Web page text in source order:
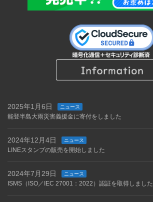
2025年1月6日 ニュース
能登半島大雨災害義援金に寄付をしました
2024年12月4日 ニュース
LINEスタンプの販売を開始しました
2024年7月29日 ニュース
ISMS（ISO／IEC 27001：2022）認証を取得しました